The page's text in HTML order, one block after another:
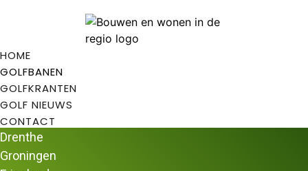
HOME
GOLFBANEN
GOLFKRANTEN
GOLF NIEUWS
CONTACT
Drenthe
Groningen